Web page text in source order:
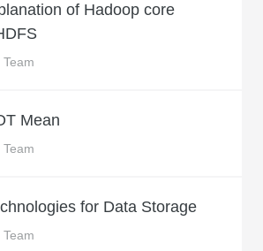
of Hadoop core
Mean
for Data Storage